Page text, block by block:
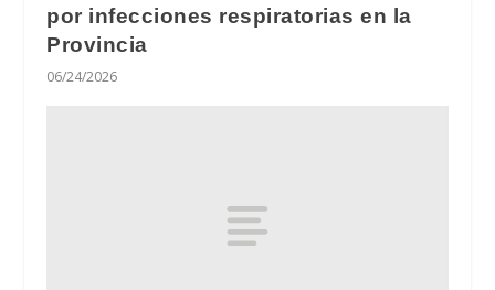
por infecciones respiratorias en la
Provincia
06/24/2026